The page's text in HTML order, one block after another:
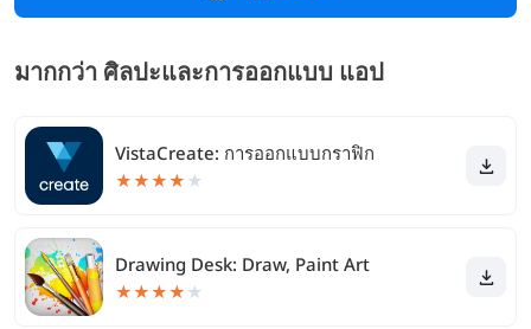
มากกว่า ศิลปะและการออกแบบ แอป
VistaCreate: การออกแบบกราฟิก
★★★★ ★
Drawing Desk: Draw, Paint Art
★★★★ ★